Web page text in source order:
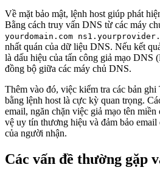
Về mặt bảo mật, lệnh host giúp phát
Bằng cách truy vấn DNS từ các máy
yourdomain.com
nhất quán của dữ liệu DNS. Nếu kết
là dấu hiệu của tấn công giả mạo DNS
đồng bộ giữa các máy chủ DNS.
Thêm vào đó, việc kiểm tra các bản
bằng lệnh host là cực kỳ quan trọng.
email, ngăn chặn việc giả mạo tên
vệ uy tín thương hiệu và đảm bảo
của người nhận.
Các vấn đề thường gặp